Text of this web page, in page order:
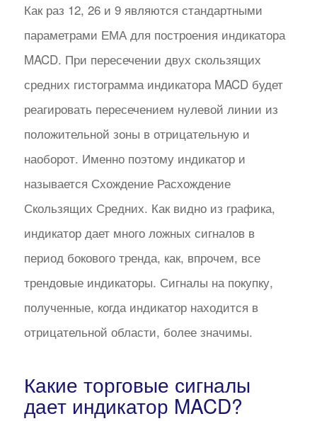
Как раз 12, 26 и 9 являются стандартными
параметрами ЕМА для построения индикатора
MACD. При пересечении двух скользящих
средних гистограмма индикатора MACD будет
реагировать пересечением нулевой линии из
положительной зоны в отрицательную и
наоборот. Именно поэтому индикатор и
называется Схождение Расхождение
Скользящих Средних. Как видно из графика,
индикатор дает много ложных сигналов в
период бокового тренда, как, впрочем, все
трендовые индикаторы. Сигналы на покупку,
полученные, когда индикатор находится в
отрицательной области, более значимы.
Какие торговые сигналы
дает индикатор MACD?